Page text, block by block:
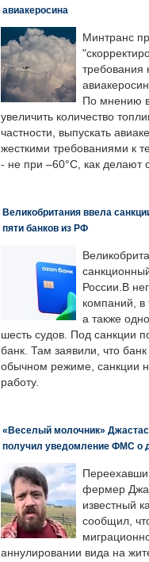
авиакеросина
Минтранс
требования
По мнению
увеличить количество
частности, выпускать
жесткими требованиями к
- не при –60°C, как делают
Великобритания ввела
пяти банков из РФ
России.В
компаний, в
а также
шесть судов. Под санкции
банк. Там заявили, что
обычном режиме, санкции
работу.
«Веселый молочник» Джастас
получил уведомление ФМС о
фермер
известный
сообщил,
аннулировании вида на